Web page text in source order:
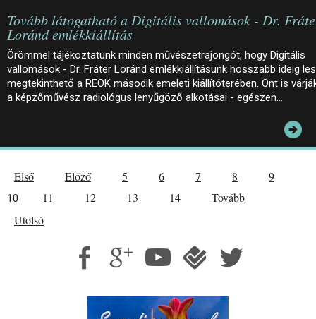
Tovább látogatható a Digitális vallomások - Dr.
Loránd emlékkiállítás
Örömmel tájékoztatunk minden művészetrajongót, hogy Digitális
vallomások - Dr. Fráter Loránd emlékkiállításunk hosszabb ideig
megtekinthető a REÖK második emeleti kiállítóterében. Önt is
a képzőművész radiológus lenyűgöző alkotásai - egészen…
Első Előző 5 6 7 8 9
10 11 12 13 14
Tovább
Utolsó